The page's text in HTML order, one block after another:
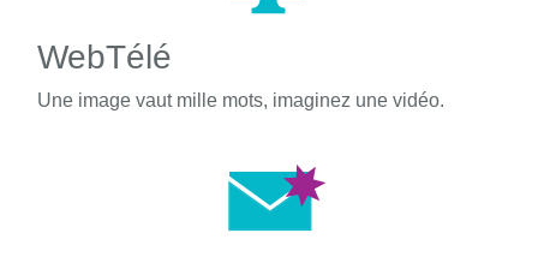
WebTélé
Une image vaut mille mots, imaginez une vidéo.